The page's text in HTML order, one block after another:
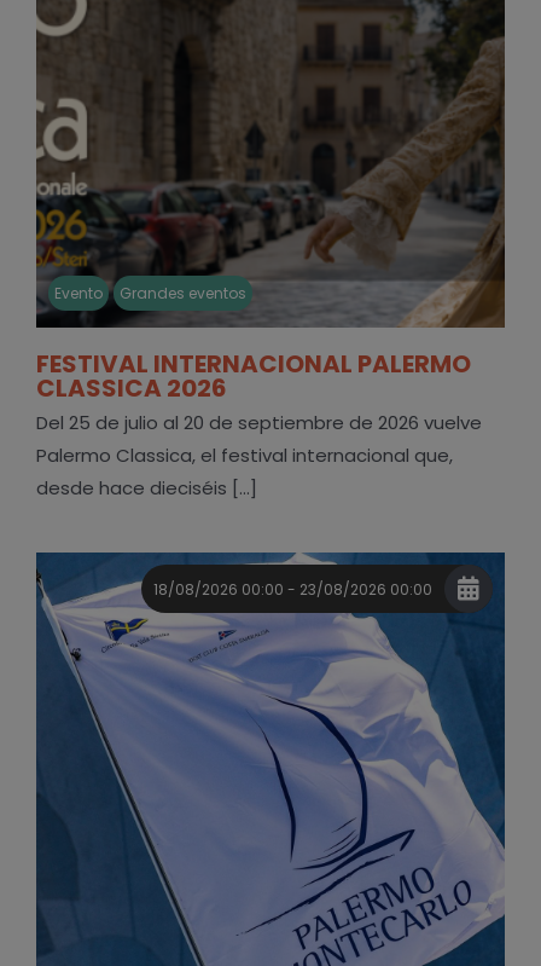
Evento Grandes eventos
FESTIVAL INTERNACIONAL PALERMO
CLASSICA 2026
Del 25 de julio al 20 de septiembre de 2026 vuelve
Palermo Classica, el festival internacional que,
desde hace dieciséis [...]
18/08/2026 00:00 - 23/08/2026 00:00